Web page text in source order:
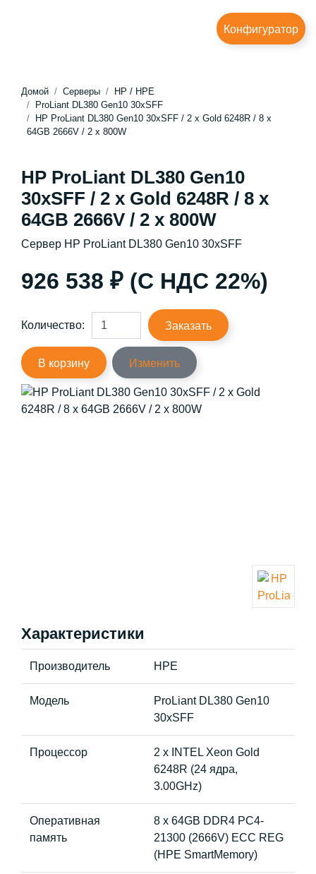
Конфигуратор
Домой Серверы
HP / HPE
ProLiant DL380 Gen10 30xSFF
HP ProLiant DL380 Gen10 30xSFF / 2 x Gold 6248R / 8 x
64GB 2666V / 2 x 800W
HP ProLiant DL380 Gen10
30xSFF / 2 x Gold 6248R / 8 x
64GB 2666V / 2 x 800W
Сервер HP ProLiant DL380 Gen10 30xSFF
926 538 ₽ (С НДС 22%)
Количество: Заказать
В корзину Изменить
Характеристики
Производитель HPE
Модель
ProLiant DL380 Gen10
30xSFF
Процессор
2 x INTEL Xeon Gold
6248R (24 ядра,
3.00GHz)
Оперативная
память
8 x 64GB DDR4 PC4-
21300 (2666V) ECC REG
(HPE SmartMemory)